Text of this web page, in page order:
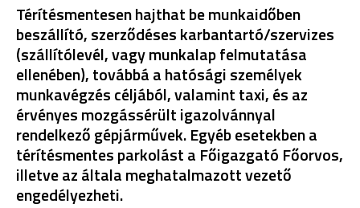
Térítésmentesen hajthat be munkaidőben
beszállító, szerződéses karbantartó/szervizes
(szállítólevél, vagy munkalap felmutatása
ellenében), továbbá a hatósági személyek
munkavégzés céljából, valamint taxi, és az
érvényes mozgássérült igazolvánnyal
rendelkező gépjárművek. Egyéb esetekben a
térítésmentes parkolást a Főigazgató Főorvos,
illetve az általa meghatalmazott vezető
engedélyezheti.